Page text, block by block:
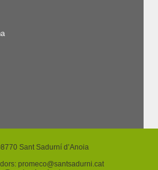
Sant Sadurní d’Anoia
promeco@santsadurni.cat